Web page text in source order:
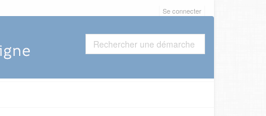
Se connecter